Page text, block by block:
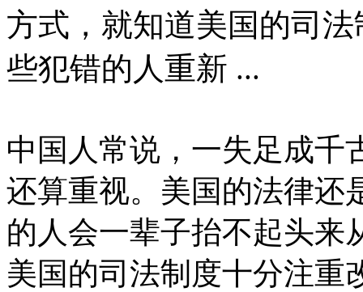
方式，就知道美国的司
些犯错的人重新 ...
中国人常说，一失足成千
还算重视。美国的法律还
的人会一辈子抬不起头来
美国的司法制度十分注重